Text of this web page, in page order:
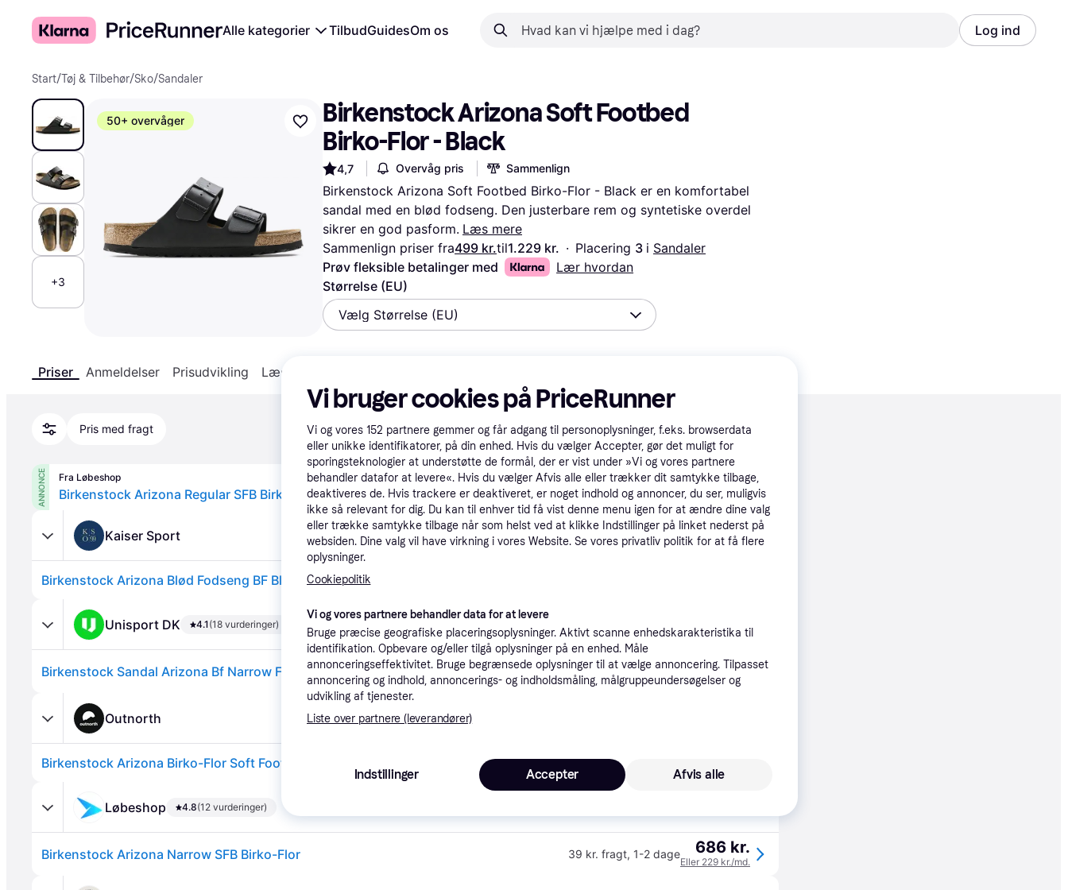
Alle kategorier TilbudGuidesOm os Log ind
Start/Tøj & Tilbehør/Sko/Sandaler
50+ overvåger
+3
Birkenstock Arizona Soft Footbed
Birko-Flor - Black
4,7 Overvåg pris Sammenlign
Birkenstock Arizona Soft Footbed Birko-Flor - Black er en komfortabel
sandal med en blød fodseng. Den justerbare rem og syntetiske overdel
sikrer en god pasform. Læs mere
Sammenlign priser fra499 kr.til1.229 kr. · Placering 3 i Sandaler
Prøv fleksible betalinger med
Lær hvordan
Størrelse (EU)
Vælg Størrelse (EU)
Priser Anmeldelser Prisudvikling Læs om produktet
Pris med fragt Promoveret
ANNONCE Fra Løbeshop
Birkenstock Arizona Regular SFB Birko-Flor 39 kr. fragt 686 kr.
Eller 229 kr./md.
Kaiser Sport
Unisport DK 4.1(18 vurderinger)
Birkenstock Sandal Arizona Bf Narrow Fit - Sort. 39 kr. fragt,1-3 dage 589 kr.
Eller 196 kr./md.
Outnorth
Birkenstock Arizona Birko-Flor Soft Footbed Narrow Black, 36 Fri fragt
Løbeshop 4.8(12 vurderinger)
Birkenstock Arizona Narrow SFB Birko-Flor 39 kr. fragt, 1-2 dage 686 kr.
Eller 229 kr./md.
Vi bruger cookies på PriceRunner
Vi og vores 152 partnere gemmer og får adgang til personoplysninger, f.eks. browserdata
eller unikke identifikatorer, på din enhed. Hvis du vælger Accepter, gør det muligt for
sporingsteknologier at understøtte de formål, der er vist under »Vi og vores partnere
behandler datafor at levere«. Hvis du vælger Afvis alle eller trækker dit samtykke tilbage,
deaktiveres de. Hvis trackere er deaktiveret, er noget indhold og annoncer, du ser, muligvis
ikke så relevant for dig. Du kan til enhver tid få vist denne menu igen for at ændre dine valg
eller trække samtykke tilbage når som helst ved at klikke Indstillinger på linket nederst på
websiden. Dine valg vil have virkning i vores Website. Se vores privatliv politik for at få flere
oplysninger.
Cookiepolitik
Vi og vores partnere behandler data for at levere
Bruge præcise geografiske placeringsoplysninger. Aktivt scanne enhedskarakteristika til
identifikation. Opbevare og/eller tilgå oplysninger på en enhed. Måle
annonceringseffektivitet. Bruge begrænsede oplysninger til at vælge annoncering. Tilpasset
annoncering og indhold, annoncerings- og indholdsmåling, målgruppeundersøgelser og
udvikling af tjenester.
Liste over partnere (leverandører)
Indstillinger Afvis alle
Accepter